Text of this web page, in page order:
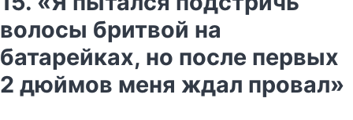
волосы бритвой на
батарейках, но после первых
2 дюймов меня ждал провал»